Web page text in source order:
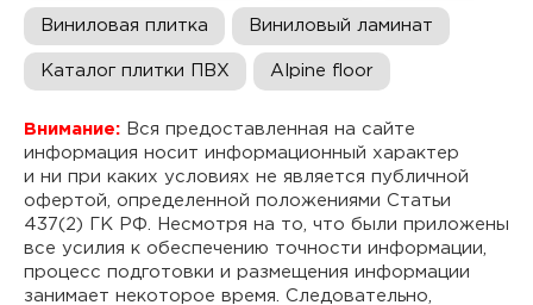
Виниловая плитка Виниловый ламинат
Каталог плитки ПВХ Alpine floor
Внимание: Вся предоставленная на сайте
информация носит информационный характер
и ни при каких условиях не является публичной
офертой, определенной положениями Статьи
437(2) ГК РФ. Несмотря на то, что были приложены
все усилия к обеспечению точности информации,
процесс подготовки и размещения информации
занимает некоторое время. Следовательно,